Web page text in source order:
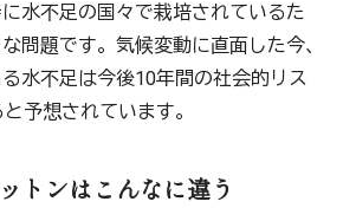
水不足の国々で栽培されているた
問題です。気候変動に直面した今、
水不足は今後10年間の社会的リス
予想されています。
トンはこんなに違う